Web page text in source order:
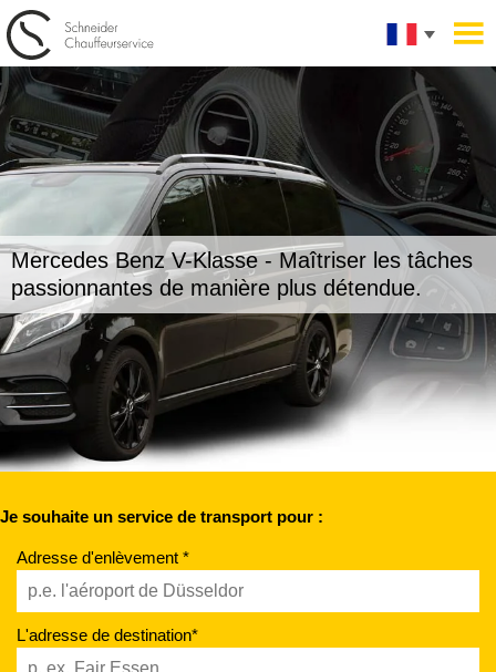
Mercedes Benz V-Klasse -Maîtriser les tâches
passionnantes de manière plus détendue.
Je souhaite un service de transport pour :
Adresse d'enlèvement *
L'adresse de destination*